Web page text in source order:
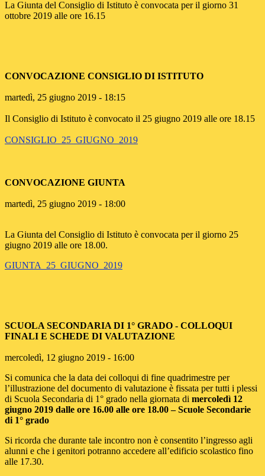
La Giunta del Consiglio di Istituto è convocata per il giorno 31
ottobre 2019 alle ore 16.15
CONVOCAZIONE CONSIGLIO DI ISTITUTO
martedì, 25 giugno 2019 - 18:15
Il Consiglio di Istituto è convocato il 25 giugno 2019 alle ore 18.15
CONSIGLIO_25_GIUGNO_2019
CONVOCAZIONE GIUNTA
martedì, 25 giugno 2019 - 18:00
La Giunta del Consiglio di Istituto è convocata per il giorno 25
giugno 2019 alle ore 18.00.
GIUNTA_25_GIUGNO_2019
SCUOLA SECONDARIA DI 1° GRADO - COLLOQUI
FINALI E SCHEDE DI VALUTAZIONE
mercoledì, 12 giugno 2019 - 16:00
Si comunica che la data dei colloqui di fine quadrimestre per
l’illustrazione del documento di valutazione è fissata per tutti i plessi
di Scuola Secondaria di 1° grado nella giornata di mercoledì 12
giugno 2019 dalle ore 16.00 alle ore 18.00 – Scuole Secondarie
di 1° grado
Si ricorda che durante tale incontro non è consentito l’ingresso agli
alunni e che i genitori potranno accedere all’edificio scolastico fino
alle 17.30.